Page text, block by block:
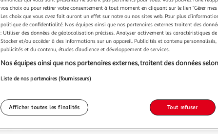
vos choix ou pour retirer votre consentement à tout moment en cliquant sur le lien "Gérer mes
Les choix que vous avez fait auront un effet sur notre ou nos sites web. Pour plus
politique de confidentialité. Nos équipes ainsi que nos partenaires externes traitent des
: Utiliser des données de géolocalisation précises. Analyser activement les caractéristiques de
Stocker et/ou accéder à des informations sur un appareil. Publicités et contenu personnalisés,
publicités et du contenu, études d’audience et développement de services.
Nos équipes ainsi que nos partenaires externes, traitent des données
Liste de nos partenaires (fournisseurs)
Afficher toutes les finalités Tout refuser